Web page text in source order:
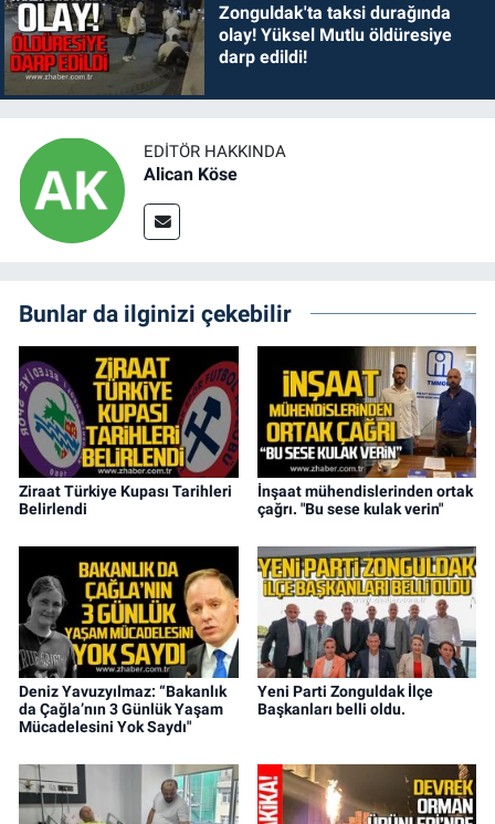
Zonguldak'ta taksi durağında
olay! Yüksel Mutlu öldüresiye
darp edildi!
EDITÖR HAKKINDA
Alican Köse
Bunlar da ilginizi çekebilir
Ziraat Türkiye Kupası Tarihleri
Belirlendi
İnşaat mühendislerinden ortak
çağrı. "Bu sese kulak verin"
Deniz Yavuzyılmaz: “Bakanlık
da Çağla’nın 3 Günlük Yaşam
Mücadelesini Yok Saydı"
Yeni Parti Zonguldak İlçe
Başkanları belli oldu.